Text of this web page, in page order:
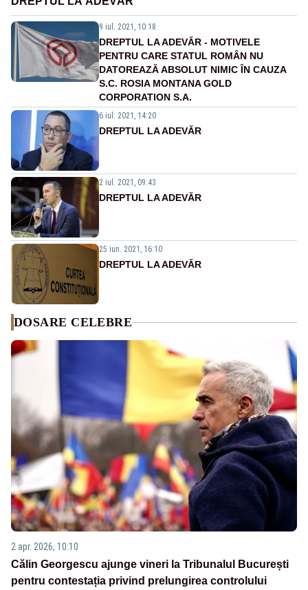
9 iul. 2021, 10:18
DREPTUL LA ADEVĂR - MOTIVELE
PENTRU CARE STATUL ROMÂN NU
DATOREAZĂ ABSOLUT NIMIC ÎN CAUZA
S.C. ROSIA MONTANA GOLD
CORPORATION S.A.
6 iul. 2021, 14:20
DREPTUL LA ADEVĂR
2 iul. 2021, 09:43
DREPTUL LA ADEVĂR
25 iun. 2021, 16:10
DREPTUL LA ADEVĂR
DOSARE CELEBRE
2 apr. 2026, 10:10
Călin Georgescu ajunge vineri la Tribunalul București
pentru contestația privind prelungirea controlului